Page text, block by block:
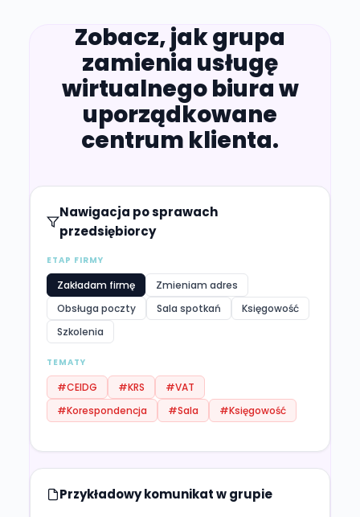
Zobacz, jak grupa
zamienia usługę
wirtualnego biura w
uporządkowane
centrum klienta.
Nawigacja po sprawach
przedsiębiorcy
ETAP FIRMY
Zakładam firmę
Zmieniam adres
Obsługa poczty
Sala spotkań
Księgowość
Szkolenia
TEMATY
#CEIDG #KRS
#VAT
#Korespondencja
#Sala #Księgowość
Przykładowy komunikat w grupie